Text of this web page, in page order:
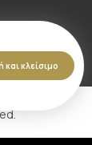
κλείσιμο